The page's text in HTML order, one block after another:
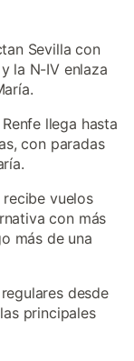
Sevilla con
la N-IV enlaza
llega hasta
con paradas
vuelos
con más
más de una
desde
principales